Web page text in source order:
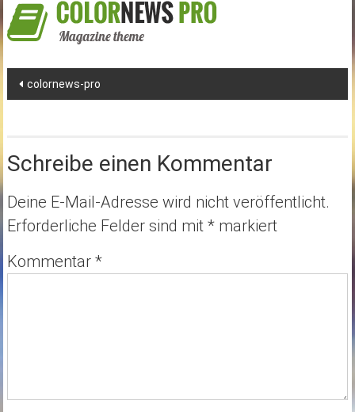
Post
colornews-pro
Schreibe einen Kommentar
Deine E-Mail-Adresse wird nicht veröffentlicht.
Erforderliche Felder sind mit *markiert
Kommentar *